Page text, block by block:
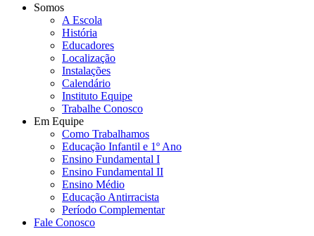
Somos
A Escola
História
Educadores
Localização
Instalações
Calendário
Instituto Equipe
Trabalhe Conosco
Em Equipe
Como Trabalhamos
Educação Infantil e 1º Ano
Ensino Fundamental I
Ensino Fundamental II
Ensino Médio
Educação Antirracista
Período Complementar
Fale Conosco